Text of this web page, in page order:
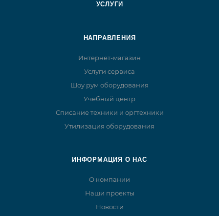
УСЛУГИ
НАПРАВЛЕНИЯ
Интернет-магазин
Услуги сервиса
Шоу рум оборудования
Учебный центр
Списание техники и оргтехники
Утилизация оборудования
ИНФОРМАЦИЯ О НАС
О компании
Наши проекты
Новости